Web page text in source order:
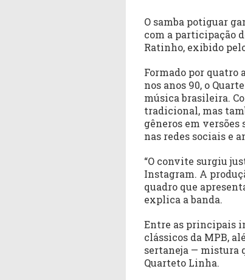
O samba potiguar
com a participação
Ratinho, exibido
Formado por quatro
nos anos 90, o
música brasileira.
tradicional, mas
gêneros em
nas redes sociais e
“O convite surgiu
Instagram. A
quadro que
explica a banda.
Entre as principais
clássicos da MPB,
sertaneja — mistura
Quarteto Linha.